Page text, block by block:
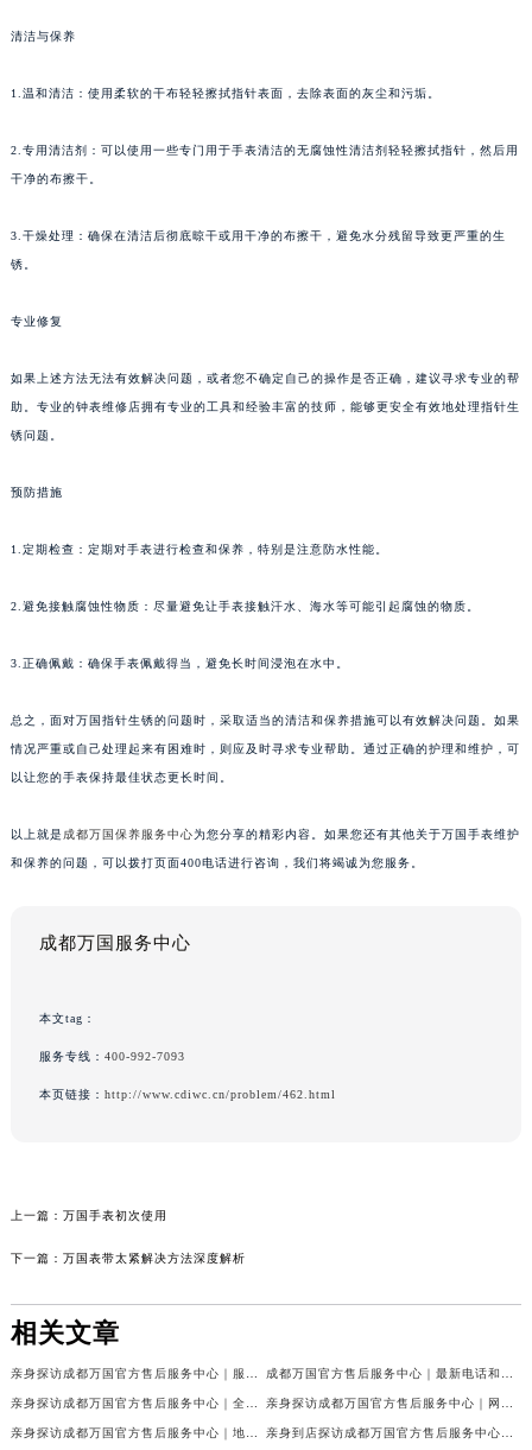
清洁与保养
1.温和清洁：使用柔软的干布轻轻擦拭指针表面，去除表面的灰尘和污垢。
2.专用清洁剂：可以使用一些专门用于手表清洁的无腐蚀性清洁剂轻轻擦拭指针，然后用
干净的布擦干。
3.干燥处理：确保在清洁后彻底晾干或用干净的布擦干，避免水分残留导致更严重的生
锈。
专业修复
如果上述方法无法有效解决问题，或者您不确定自己的操作是否正确，建议寻求专业的帮
助。专业的钟表维修店拥有专业的工具和经验丰富的技师，能够更安全有效地处理指针生
锈问题。
预防措施
1.定期检查：定期对手表进行检查和保养，特别是注意防水性能。
2.避免接触腐蚀性物质：尽量避免让手表接触汗水、海水等可能引起腐蚀的物质。
3.正确佩戴：确保手表佩戴得当，避免长时间浸泡在水中。
总之，面对万国指针生锈的问题时，采取适当的清洁和保养措施可以有效解决问题。如果
情况严重或自己处理起来有困难时，则应及时寻求专业帮助。通过正确的护理和维护，可
以让您的手表保持最佳状态更长时间。
以上就是 成都万国保养服务中心为您分享的精彩内容。如果您还有其他关于万国手表维护
和保养的问题，可以拨打页面400电话进行咨询，我们将竭诚为您服务。
成都万国服务中心
本文tag：
服务专线： 400-992-7093
本页链接： http://www.cdiwc.cn/problem/462.html
上一篇： 万国手表初次使用
下一篇： 万国表带太紧解决方法深度解析
相关文章